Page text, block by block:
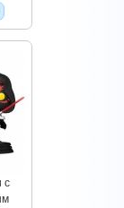
с